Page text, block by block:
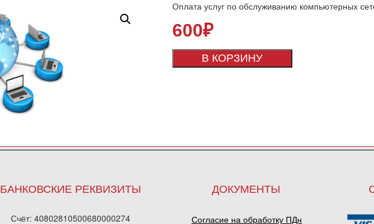
Оплата услуг по обслуживанию компьютерных
600₽
В КОРЗИНУ
БАНКОВСКИЕ РЕКВИЗИТЫ
Счёт: 40802810500680000274
ДОКУМЕНТЫ
Согласие на обработку ПДн